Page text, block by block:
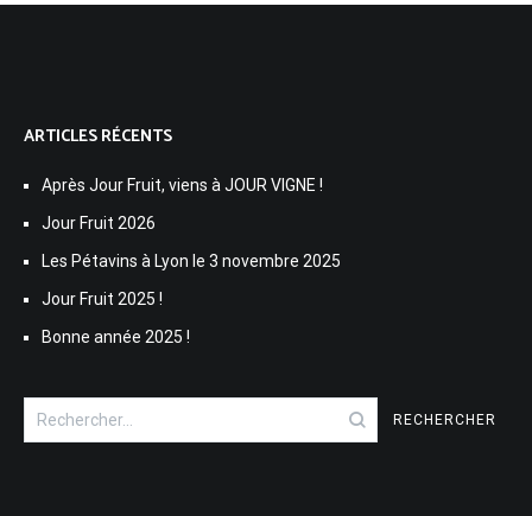
ARTICLES RÉCENTS
Après Jour Fruit, viens à JOUR VIGNE !
Jour Fruit 2026
Les Pétavins à Lyon le 3 novembre 2025
Jour Fruit 2025 !
Bonne année 2025 !
Rechercher :